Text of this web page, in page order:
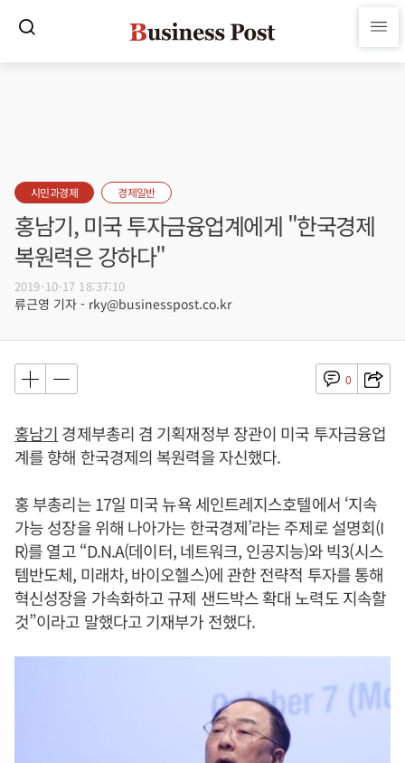
시민과경제 경제일반
홍남기, 미국 투자금융업계에게 "한국경제
복원력은 강하다"
2019-10-17 18:37:10
류근영 기자 - rky@businesspost.co.kr
0
홍남기 경제부총리 겸 기획재정부 장관이 미국 투자금융업
계를 향해 한국경제의 복원력을 자신했다.
홍 부총리는 17일 미국 뉴욕 세인트레지스호텔에서 ‘지속
가능 성장을 위해 나아가는 한국경제’라는 주제로 설명회(I
R)를 열고 “D.N.A(데이터, 네트워크, 인공지능)와 빅3(시스
템반도체, 미래차, 바이오헬스)에 관한 전략적 투자를 통해
혁신성장을 가속화하고 규제 샌드박스 확대 노력도 지속할
것”이라고 말했다고 기재부가 전했다.